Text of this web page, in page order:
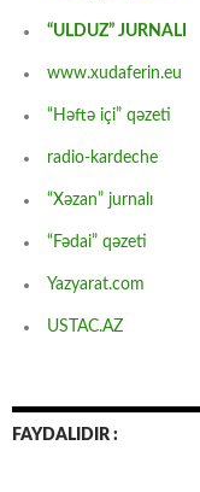
“ULDUZ” JURNALI
www.xudaferin.eu
“Həftə içi” qəzeti
radio-kardeche
“Xəzan” jurnalı
“Fədai” qəzeti
Yazyarat.com
USTAC.AZ
FAYDALIDIR :